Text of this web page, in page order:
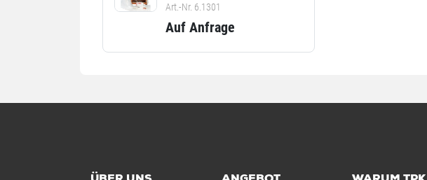
Art.-Nr. 6.1301
Auf Anfrage